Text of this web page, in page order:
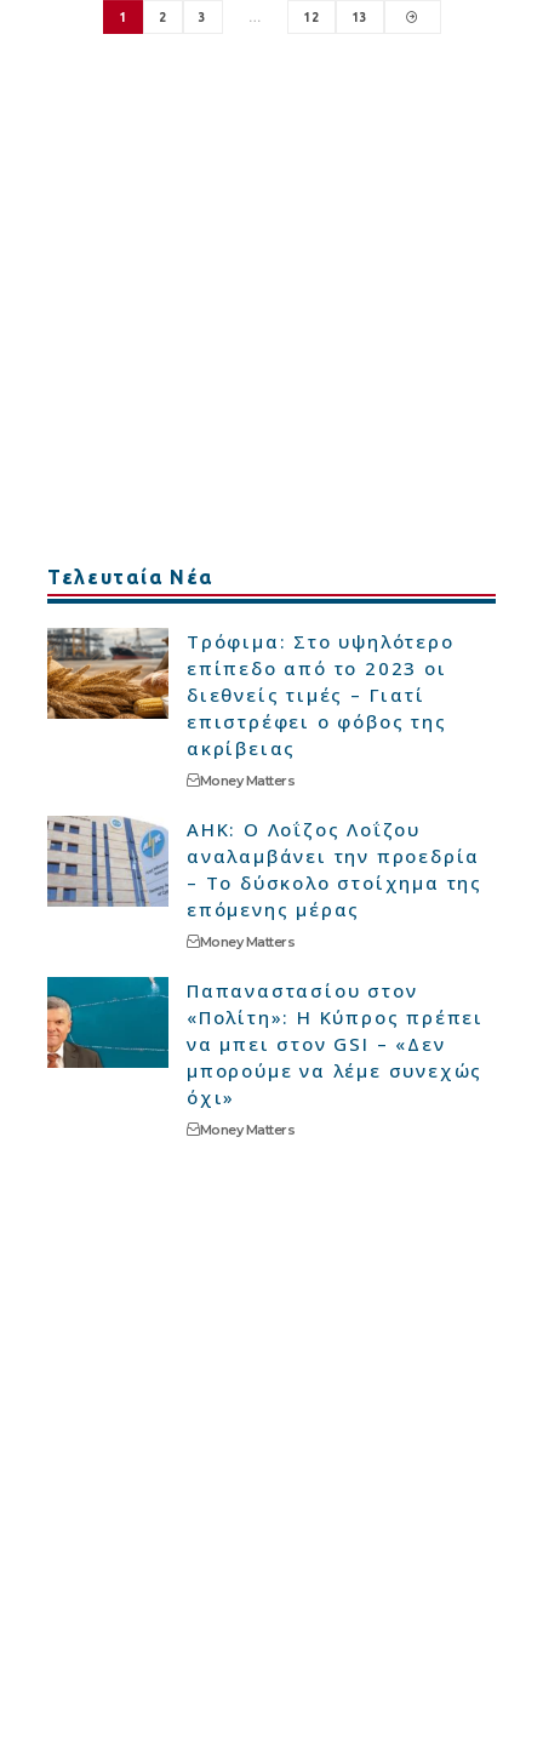
1 2 3 … 12 13
Τελευταία Νέα
Τρόφιμα: Στο υψηλότερο
επίπεδο από το 2023 οι
διεθνείς τιμές – Γιατί
επιστρέφει ο φόβος της
ακρίβειας
Money Matters
ΑΗΚ: Ο Λοΐζος Λοΐζου
αναλαμβάνει την προεδρία
– Το δύσκολο στοίχημα της
επόμενης μέρας
Money Matters
Παπαναστασίου στον
«Πολίτη»: Η Κύπρος πρέπει
να μπει στον GSI – «Δεν
μπορούμε να λέμε συνεχώς
όχι»
Money Matters